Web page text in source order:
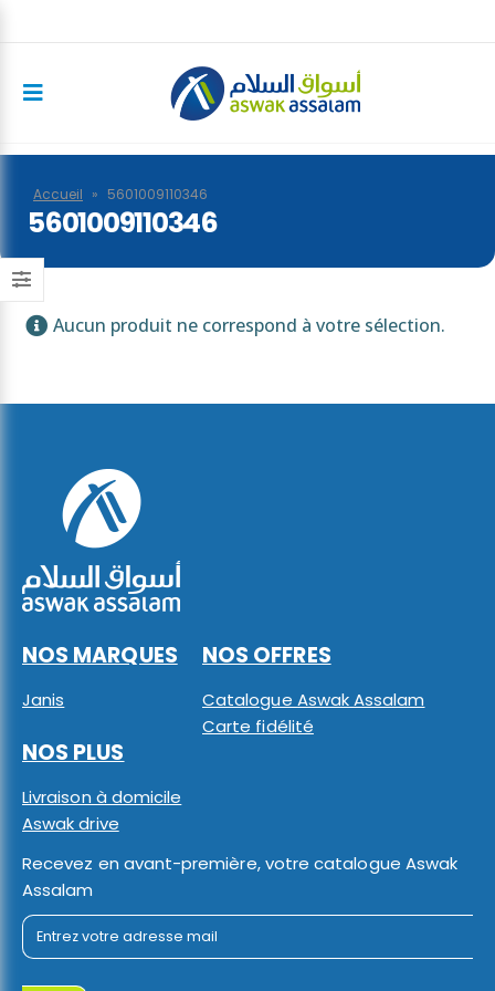
Accueil » 5601009110346
5601009110346
Aucun produit ne correspond à votre sélection.
NOS MARQUES
Janis
NOS OFFRES
Catalogue Aswak Assalam
Carte fidélité
NOS PLUS
Livraison à domicile
Aswak drive
Recevez en avant-première, votre catalogue Aswak
Assalam